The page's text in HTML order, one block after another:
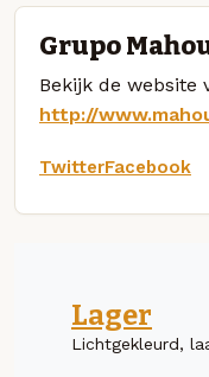
Grupo
Bekijk de website
http://
TwitterFacebook
Lager
Lichtgekleurd,